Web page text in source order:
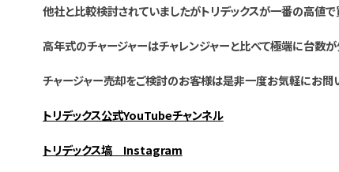
他社と比較検討されていましたがトリデックスが一番の高値で
高年式のチャージャーはチャレンジャーと比べて極端に台数
チャージャー売却をご検討のお客様は是非一度お気軽にお問
トリデックス公式YouTubeチャンネル
トリデックス塙 Instagram